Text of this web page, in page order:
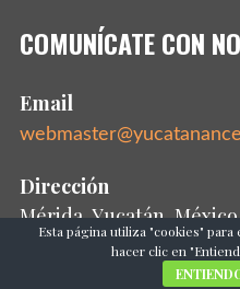
COMUNÍCATE CON
Email
Dirección
Mérida, Yucatán,
Esta página utiliza "cookies"
hacer clic en